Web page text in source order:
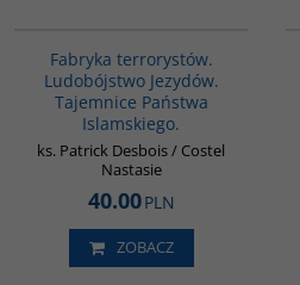
Fabryka terrorystów.
Ludobójstwo Jezydów.
Tajemnice Państwa
Islamskiego.
ks. Patrick Desbois / Costel
Nastasie
40.00PLN
ZOBACZ